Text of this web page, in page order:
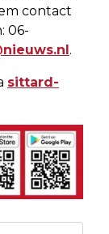
contact
06-
.
sittard-